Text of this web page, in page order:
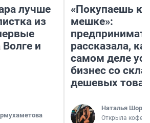
лучше
из
и
«Покупаешь
мешке»:
рассказала,
самом деле
бизнес со
дешевых
Наталья
Открыла